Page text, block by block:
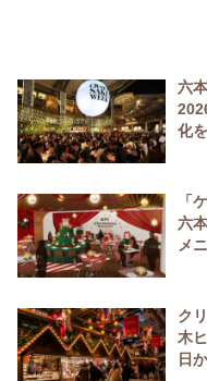
六
化
「
六
メ
ク
木
日